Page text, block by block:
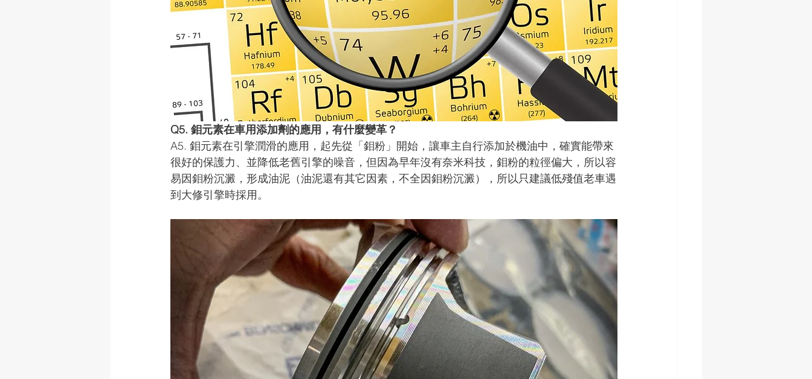
Q5. 鉬元素在車用添加劑的應用，有什麼變革？
A5. 鉬元素在引擎潤滑的應用，起先從「鉬粉」開始，讓車主自行添加於機油中，確實能帶來
很好的保護力、並降低老舊引擎的噪音，但因為早年沒有奈米科技，鉬粉的粒徑偏大，所以容
易因鉬粉沉澱，形成油泥（油泥還有其它因素，不全因鉬粉沉澱），所以只建議低殘值老車遇
到大修引擎時採用。